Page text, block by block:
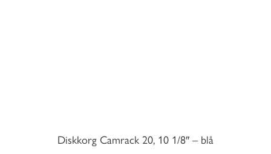
Diskkorg Camrack 20, 10 1/8″ – blå